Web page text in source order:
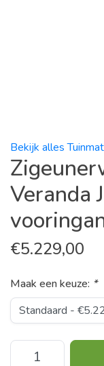
Bekijk alles
Veranda
€5.229,00
Maak een keuze: *